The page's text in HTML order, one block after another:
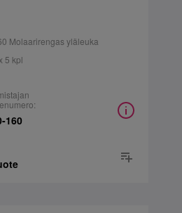
Molaarirengas yläleuka
5 kpl
160